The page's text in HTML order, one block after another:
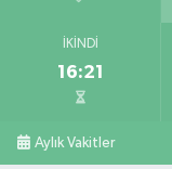
İKINDI
16:21
Aylık Vakitler